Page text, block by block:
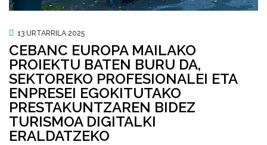
13 URTARRILA 2025
CEBANC EUROPA MAILAKO
PROIEKTU BATEN BURU DA,
SEKTOREKO PROFESIONALEI ETA
ENPRESEI EGOKITUTAKO
PRESTAKUNTZAREN BIDEZ
TURISMOA DIGITALKI
ERALDATZEKO